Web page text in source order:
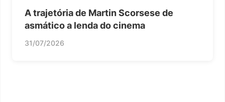
A trajetória de Martin Scorsese de
asmático a lenda do cinema
31/07/2026